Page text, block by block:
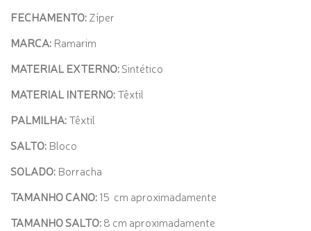
FECHAMENTO:Zíper
MARCA: Ramarim
MATERIAL EXTERNO:Sintético
MATERIAL INTERNO:Têxtil
PALMILHA:Têxtil
SALTO: Bloco
SOLADO: Borracha
TAMANHO CANO:15 cm aproximadamente
TAMANHO SALTO:8 cm aproximadamente